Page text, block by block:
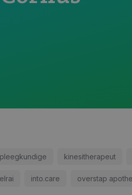
kinesitherapeut
into.care overstap